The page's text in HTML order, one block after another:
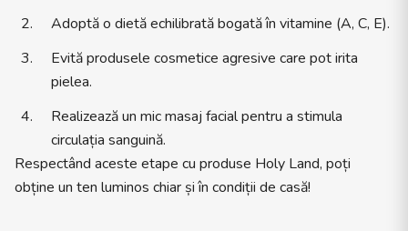
Adoptă o dietă echilibrată bogată în vitamine (A, C, E).
Evită produsele cosmetice agresive care pot irita
pielea.
Realizează un mic masaj facial pentru a stimula
circulația sanguină.
Respectând aceste etape cu produse Holy Land, poți
obține un ten luminos chiar și în condiții de casă!